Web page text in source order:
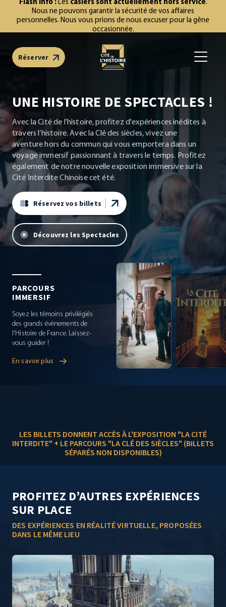
Les casiers sont actuellement hors service.
Nous ne pouvons garantir la sécurité de vos affaires
personnelles. Nous vous prions de nous excuser pour la gêne
occasionnée.
Réserver Open
UNE HISTOIRE DE SPECTACLES !
Avec la Cité de l’histoire, profitez d'expériences inédites à
travers l’histoire. Avec la Clé des siècles, vivez une
aventure hors du commun qui vous emportera dans un
voyage immersif passionnant à travers le temps. Profitez
également de notre nouvelle exposition immersive sur la
Cité Interdite Chinoise cet été.
Réservez vos billets
Découvrez les Spectacles
PARCOURS
IMMERSIF
Soyez les témoins privilégiés
des grands évènements de
l'Histoire de France. Laissez-
vous guider !
En savoir plus
Parcours
immersif
[Evénement]-
La Cité
Interdite
chinoise
LES BILLETS DONNENT ACCÈS À L'EXPOSITION "LA CITÉ
INTERDITE" + LE PARCOURS "LA CLÉ DES SIÈCLES" (BILLETS
SÉPARÉS NON DISPONIBLES)
PROFITEZ D’AUTRES EXPÉRIENCES
SUR PLACE
DES EXPÉRIENCES EN RÉALITÉ VIRTUELLE, PROPOSÉES
DANS LE MÊME LIEU